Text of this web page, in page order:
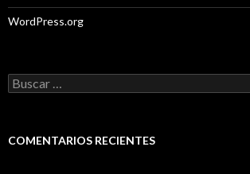
WordPress.org
B
u
a
COMENTARIOS RECIENTES